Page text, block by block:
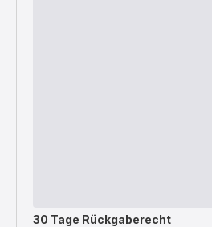
30 Tage Rückgaberecht